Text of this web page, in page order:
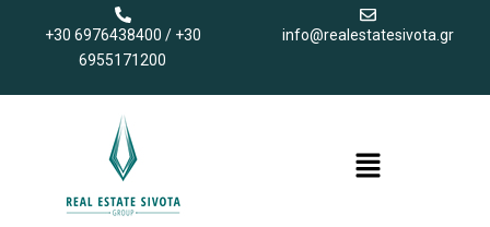
περιεχόμενο
+30 6976438400 / +30
6955171200
info@realestatesivota.gr
Menu